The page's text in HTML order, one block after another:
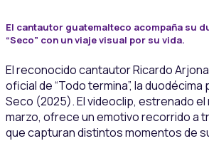
El cantautor guatemalteco acompaña su
“Seco” con un viaje visual por su vida.
El reconocido cantautor Ricardo
oficial de “Todo termina”, la duodécima
Seco (2025). El videoclip, estrenado el
marzo, ofrece un emotivo recorrido a
que capturan distintos momentos de